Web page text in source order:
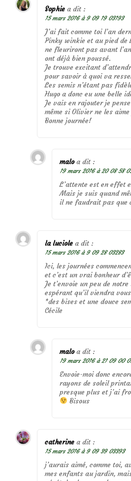
Sophie a dit :
15 mars 2016 à 9 09 19 03193
J’ai fait comme toi l’an
Pinky winkie et au pied de
ne fleuriront pas avant
ont déjà bien poussé.
Je trouve excitant
pour savoir à quoi va
Les semis n’étant pas
Hugo a donc eu une belle
Je vais en rajouter je
même si Olivier ne les
Bonne journée!
malo a dit :
19 mars 2016 à 20 08 58
L’attente est en effet
Mais je suis quand
il ne faudrait pas que
la luciole a dit :
15 mars 2016 à 9 09 28 03283
Ici, les journées
et c’est un vrai bonheur
Je t’envoie un peu de
espérant qu’il viendra
*des bises et une douce
Cécile
malo a dit :
19 mars 2016 à 21 09 00
Envoie-moi donc
rayons de soleil
presque plus et j’ai
Bisous
catherine a dit :
15 mars 2016 à 9 09 39 03393
j’aurais aimé, comme toi,
mes enfants au jardin,